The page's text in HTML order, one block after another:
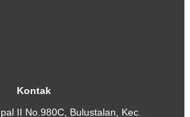
Kontak
II No.980C, Bulustalan, Kec.